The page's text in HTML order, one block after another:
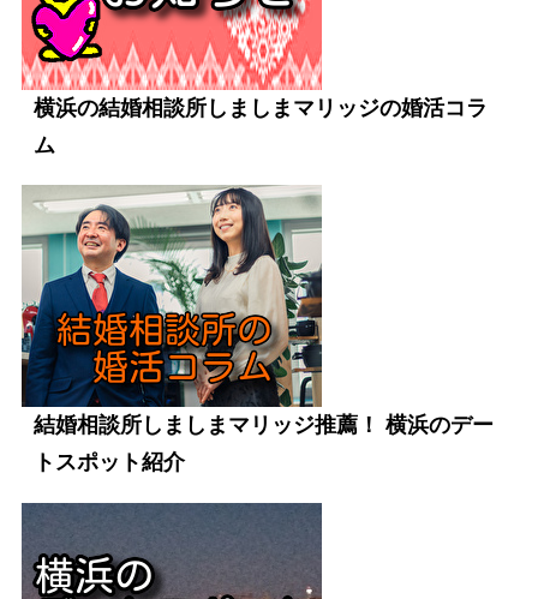
横浜の結婚相談所しましまマリッジの婚活コラ
ム
結婚相談所しましまマリッジ推薦！ 横浜のデー
トスポット紹介